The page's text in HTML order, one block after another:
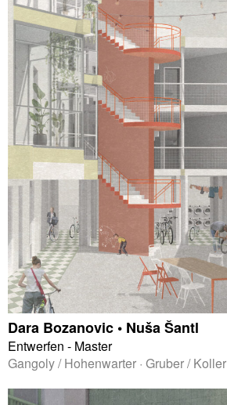
Dara Bozanovic • Nuša Šantl
Entwerfen - Master
Gangoly / Hohenwarter · Gruber / Koller